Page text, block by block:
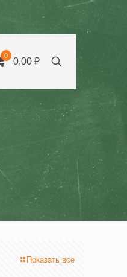
0
0,00 ₽
Показать все